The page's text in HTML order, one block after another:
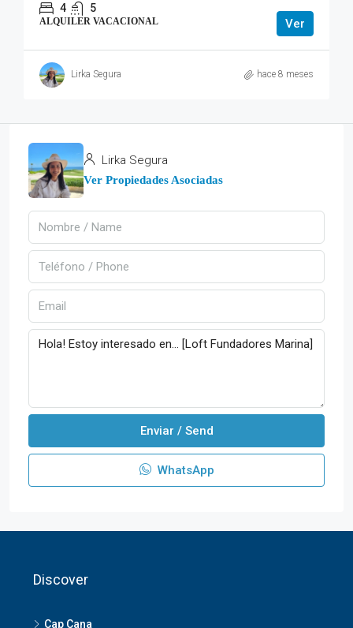
4 5
ALQUILER VACACIONAL Ver
Lirka Segura hace 8 meses
Lirka Segura
Ver Propiedades Asociadas
Enviar / Send
WhatsApp
Discover
Cap Cana